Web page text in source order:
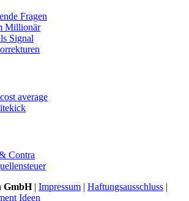
Fragen
Millionär
Signal
average
Contra
GmbH| Impressum | Haftungsausschluss |
Ideen